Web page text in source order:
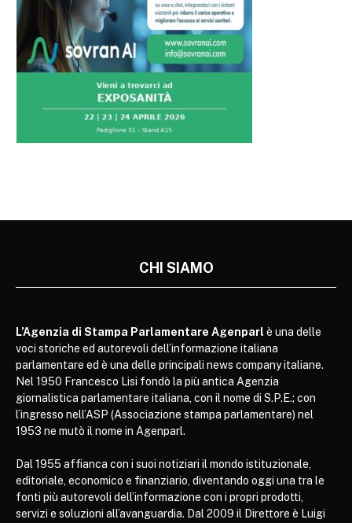
CHI SIAMO
L’Agenzia di Stampa Parlamentare Agenparl è una delle
voci storiche ed autorevoli dell’informazione italiana
parlamentare ed è una delle principali news company italiane.
Nel 1950 Francesco Lisi fondò la più antica Agenzia
giornalistica parlamentare italiana, con il nome di S.P.E.; con
l’ingresso nell’ASP (Associazione stampa parlamentare) nel
1953 ne mutò il nome in Agenparl.
Dal 1955 affianca con i suoi notiziari il mondo istituzionale,
editoriale, economico e finanziario, diventando oggi una tra le
fonti più autorevoli dell’informazione con i propri prodotti,
servizi e soluzioni all’avanguardia. Dal 2009 il Direttore è Luigi